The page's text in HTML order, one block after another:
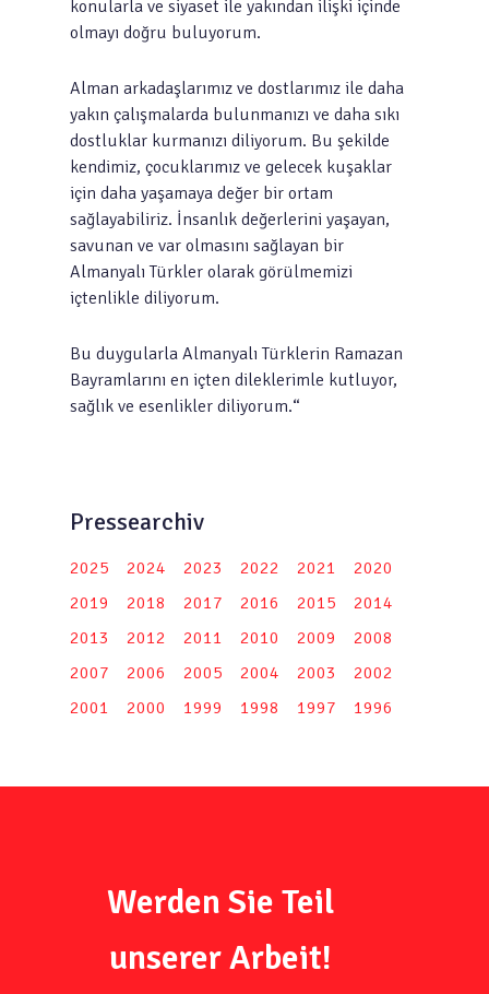
konularla ve siyaset ile yakından ilişki içinde
olmayı doğru buluyorum.
Alman arkadaşlarımız ve dostlarımız ile daha
yakın çalışmalarda bulunmanızı ve daha sıkı
dostluklar kurmanızı diliyorum. Bu şekilde
kendimiz, çocuklarımız ve gelecek kuşaklar
için daha yaşamaya değer bir ortam
sağlayabiliriz. İnsanlık değerlerini yaşayan,
savunan ve var olmasını sağlayan bir
Almanyalı Türkler olarak görülmemizi
içtenlikle diliyorum.
Bu duygularla Almanyalı Türklerin Ramazan
Bayramlarını en içten dileklerimle kutluyor,
sağlık ve esenlikler diliyorum.“
Pressearchiv
2025 2024 2023 2022 2021
2020
2019
2018 2017 2016 2015
2014
2013
2012 2011 2010 2009
2008
2007
2006 2005 2004 2003
2002
2001
2000 1999 1998 1997 1996
Werden Sie Teil
unserer Arbeit!